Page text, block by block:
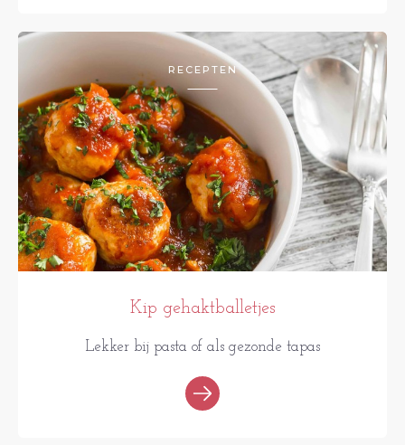
RECEPTEN
Kip gehaktballetjes
Lekker bij pasta of als gezonde tapas